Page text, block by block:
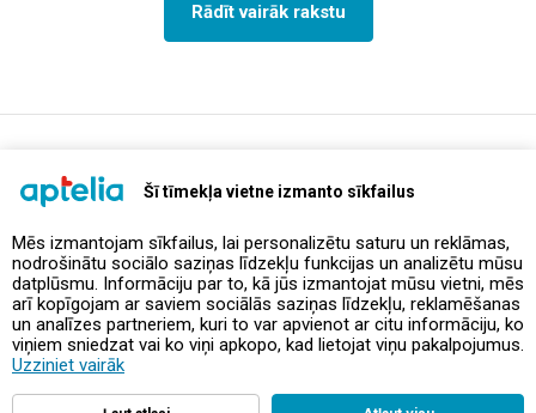
Šī tīmekļa vietne izmanto sīkfailus
Mēs izmantojam sīkfailus, lai personalizētu saturu un reklāmas,
nodrošinātu sociālo saziņas līdzekļu funkcijas un analizētu mūsu
datplūsmu. Informāciju par to, kā jūs izmantojat mūsu vietni, mēs
arī kopīgojam ar saviem sociālās saziņas līdzekļu, reklamēšanas
un analīzes partneriem, kuri to var apvienot ar citu informāciju, ko
viņiem sniedzat vai ko viņi apkopo, kad lietojat viņu pakalpojumus.
Uzziniet vairāk
Rādīt vairāk rakstu
Piedāvājumi un akcijas
Kontakti